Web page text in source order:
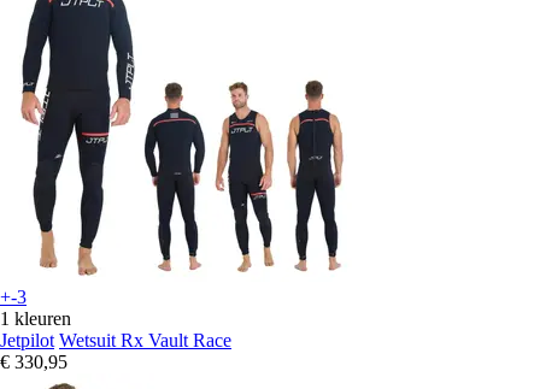
+-3
1 kleuren
Jetpilot Wetsuit Rx Vault Race
€ 330,95